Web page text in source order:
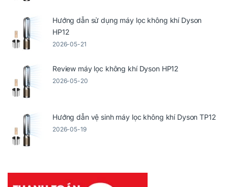
Hướng dẫn sử dụng máy lọc không khí Dyson
HP12
2026-05-21
Review máy lọc không khí Dyson HP12
2026-05-20
Hướng dẫn vệ sinh máy lọc không khí Dyson TP12
2026-05-19